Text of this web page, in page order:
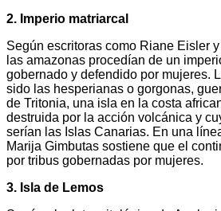
2. Imperio matriarcal
Según escritoras como Riane Eisler
las amazonas procedían de un
gobernado y defendido por mujeres.
sido las hesperianas o gorgonas,
de Tritonia, una isla en la costa
destruida por la acción volcánica y
serían las Islas Canarias. En una
Marija Gimbutas sostiene que el
por tribus gobernadas por mujeres.
3. Isla de Lemos